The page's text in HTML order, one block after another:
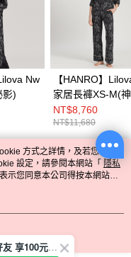
Nw
影)
【HANRO】
家居長褲XS-M(
影)
NT$8,760
NT$11,680
方式之詳情，及若您不希
設定，請參閱本網站「 隱私
示您同意本公司得按本網站使
綁定LINE好友 享100元折價券